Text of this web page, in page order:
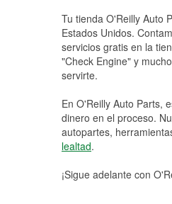
Tu tienda O'Reilly Auto
Estados Unidos.
servicios gratis en la
"Check Engine" y
servirte.
En O'Reilly Auto Parts,
dinero en el proceso.
autopartes,
lealtad.
¡Sigue adelante con